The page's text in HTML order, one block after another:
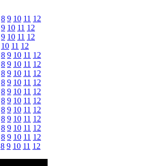
8 9 10 11 12
9 10 11 12
9 10 11 12
10 11 12
8 9 10 11 12
8 9 10 11 12
8 9 10 11 12
8 9 10 11 12
8 9 10 11 12
8 9 10 11 12
8 9 10 11 12
8 9 10 11 12
8 9 10 11 12
8 9 10 11 12
8 9 10 11 12